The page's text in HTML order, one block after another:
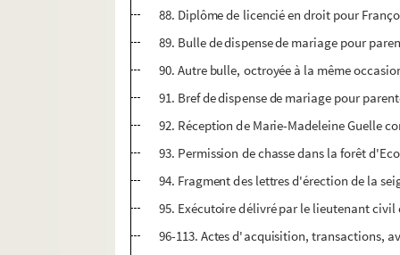
88. Diplôme de licencié en droit pour
89. Bulle de dispense de mariage pour
90. Autre bulle, octroyée à la même
91. Bref de dispense de mariage pour
92. Réception de Marie-Madeleine Guelle
93. Permission de chasse dans la forêt
94. Fragment des lettres d'érection de la
95. Exécutoire délivré par le lieutenant
96-113. Actes d'acquisition, transactions,